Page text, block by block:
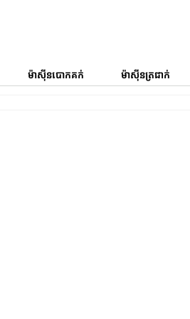
ម៉ាស៊ីនបោកគក់ ម៉ាស៊ីនត្រជាក់